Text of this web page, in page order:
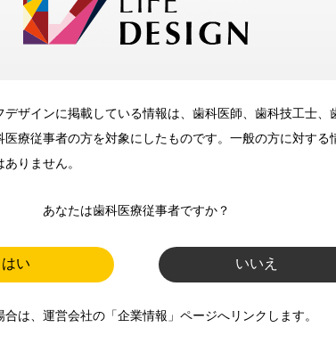
デザインに掲載している情報は、歯科医師、歯科技工士、
医療従事者の方を対象にしたものです。一般の方に対する
りません。
あなたは歯科医療従事者ですか？
はい いいえ
合は、運営会社の「企業情報」ページへリンクします。
メールマガジンでお届け
師、歯科衛生士、歯科技工士）に
お届けします。